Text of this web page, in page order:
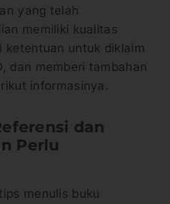
yang telah
memiliki kualitas
ketentuan untuk diklaim
dan memberi tambahan
informasinya.
dan
Perlu
menulis buku